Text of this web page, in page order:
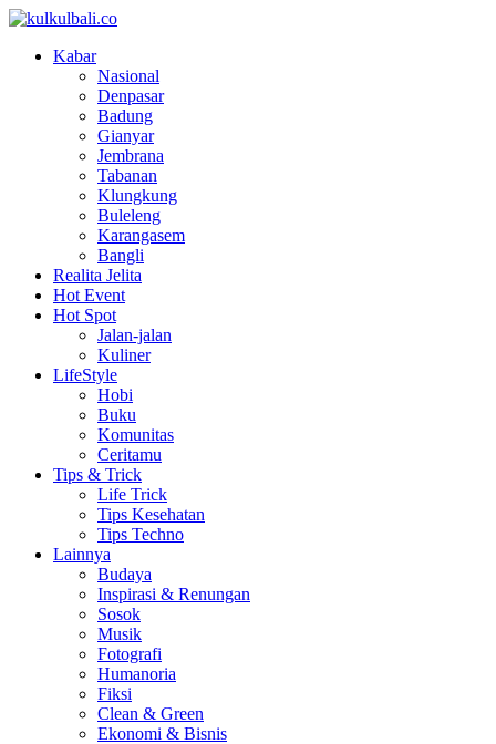
Kabar
Nasional
Denpasar
Badung
Gianyar
Jembrana
Tabanan
Klungkung
Buleleng
Karangasem
Bangli
Realita Jelita
Hot Event
Hot Spot
Jalan-jalan
Kuliner
LifeStyle
Hobi
Buku
Komunitas
Ceritamu
Tips & Trick
Life Trick
Tips Kesehatan
Tips Techno
Lainnya
Budaya
Inspirasi & Renungan
Sosok
Musik
Fotografi
Humanoria
Fiksi
Clean & Green
Ekonomi & Bisnis